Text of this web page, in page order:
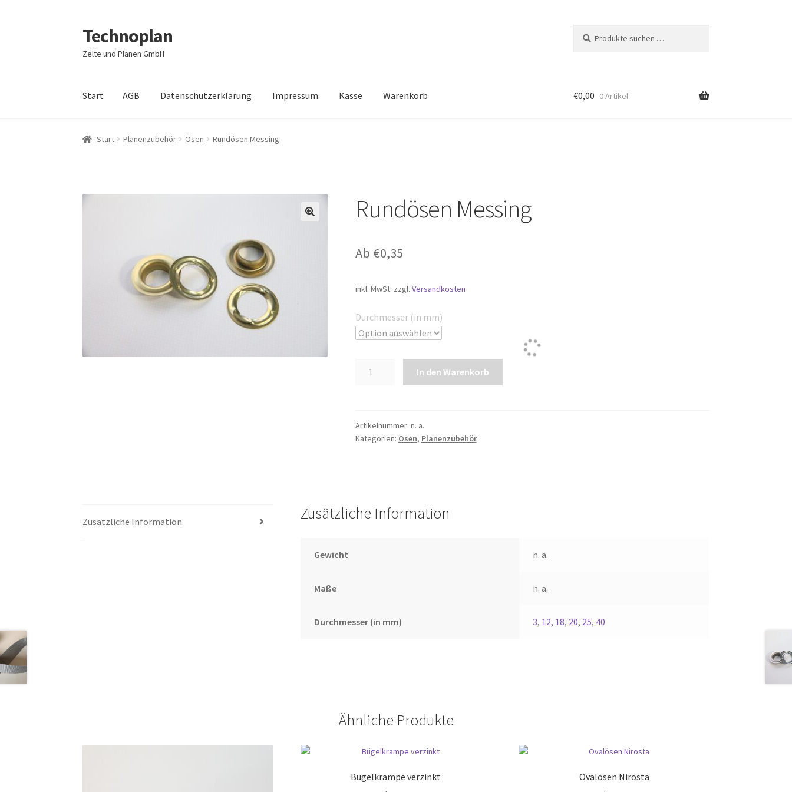
Zur
Navigation
springen
Zum
Inhalt
springen
Technoplan
Zelte und Planen GmbH
nach:
Start AGB Datenschutzerklärung Impressum Kasse Warenkorb
Start AGB DatenschutzerklärungImpressum Kasse
€0,00 0 Artikel
Start Planenzubehör Ösen Rundösen Messing
Rundösen Messing
Ab €0,35
inkl. MwSt. zzgl. Versandkosten
Durchmesser (in mm)
In den Warenkorb
Artikelnummer: n. a.
Kategorien: Ösen, Planenzubehör
Zusätzliche Information Zusätzliche Information
Gewicht n. a.
Maße n. a.
Durchmesser (in mm) 3, 12, 18, 20, 25, 40
Ähnliche Produkte
Bügelkrampe verzinkt Ovalösen Nirosta